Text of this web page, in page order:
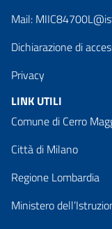
Mail:
Dichiarazione di
Privacy
LINK UTILI
Comune di Cerro
Città di Milano
Regione Lombardia
Ministero